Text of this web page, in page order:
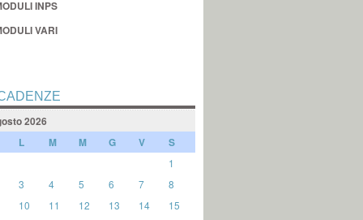
INPS
VARI
2026
L M M G V S
1
3 4 5 6 7
8
10 11 12 13 14
15